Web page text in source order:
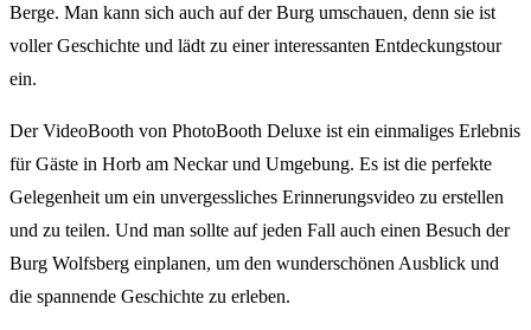
Berge. Man kann sich auch auf der Burg umschauen, denn sie ist
voller Geschichte und lädt zu einer interessanten Entdeckungstour
ein.
Der VideoBooth von PhotoBooth Deluxe ist ein einmaliges Erlebnis
für Gäste in Horb am Neckar und Umgebung. Es ist die perfekte
Gelegenheit um ein unvergessliches Erinnerungsvideo zu erstellen
und zu teilen. Und man sollte auf jeden Fall auch einen Besuch der
Burg Wolfsberg einplanen, um den wunderschönen Ausblick und
die spannende Geschichte zu erleben.